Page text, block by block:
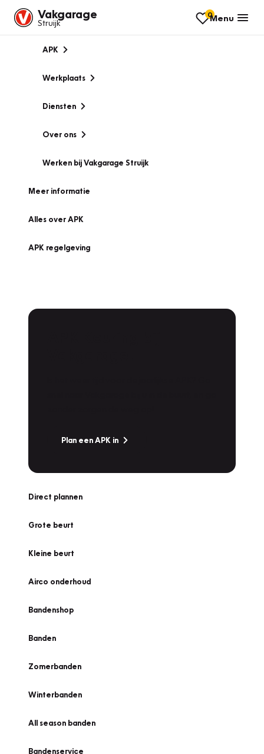
Vakgarage
Struijk
0Menu
APK
Werkplaats
Diensten
Over ons
Werken bij Vakgarage Struijk
Meer informatie
Alles over APK
APK regelgeving
Plan een APK in
Direct plannen
Grote beurt
Kleine beurt
Airco onderhoud
Bandenshop
Banden
Zomerbanden
Winterbanden
All season banden
Bandenservice